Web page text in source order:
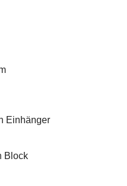
Einhänger
Block